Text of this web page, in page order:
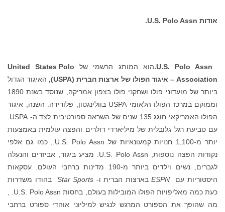
אודות U.S. Polo Assn.
הוא המותג הרשמי של United States Polo
Association – איגוד הפולו של ארצות הברית (USPA
), האיגוד הגדול
ביותר של מועדוני פולו ושחקני פולו בצפון אמריקה, שנוסד בשנת 1890
וממוקם במרכז הפולו הלאומי USPA בוולינגטון, פלורידה. השנה, איגוד
עם טביעת רגל גלובלית של מיליארדי דולרים והפצה עולמית באמצעות
יותר מ-1,100 חנויות קמעונאיות של U.S. Polo Assn., כמו גם אלפי
נקודות הפצה נוספות, U.S. Polo Assn. מציע ביגוד, אביזרים והנעלה
לגברים, נשים וילדים ביותר מ-190 מדינות ברחבי העולם. עסקאות
היסטוריות עם ESPNבארצות הברית ו-
בהודו משדרות
מה שהופך את הספורט המרגש לנגיש למיליוני אוהדי ספורט ברחבי